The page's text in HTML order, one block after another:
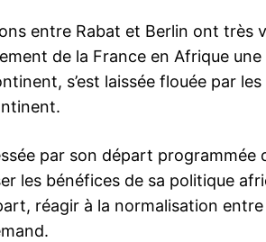
entre Rabat et Berlin ont très
de la France en Afrique
s’est laissée flouée par
par son départ programmée
les bénéfices de sa politique
réagir à la normalisation